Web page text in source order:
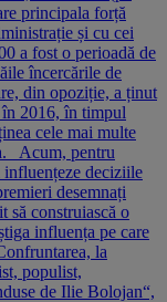
principala forță
și cu cei
a fost o perioadă de
încercările de
din opoziție, a ținut
2016, în timpul
cele mai multe
Acum, pentru
influențeze deciziile
desemnați
să construiască o
influența pe care
la
populist,
de Ilie Bolojan“,